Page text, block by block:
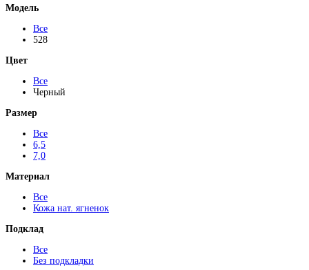
Модель
Все
528
Цвет
Все
Черный
Размер
Все
6,5
7,0
Материал
Все
Кожа нат. ягненок
Подклад
Все
Без подкладки